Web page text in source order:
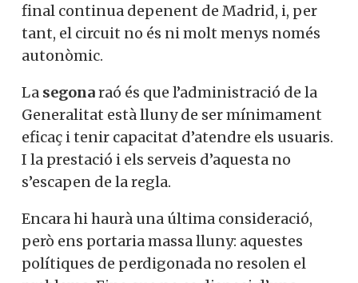
final continua depenent de Madrid, i, per
tant, el circuit no és ni molt menys només
autonòmic.
La segonaraó és que l’administració de la
Generalitat està lluny de ser mínimament
eficaç i tenir capacitat d’atendre els usuaris.
I la prestació i els serveis d’aquesta no
s’escapen de la regla.
Encara hi haurà una última consideració,
però ens portaria massa lluny: aquestes
polítiques de perdigonada no resolen el